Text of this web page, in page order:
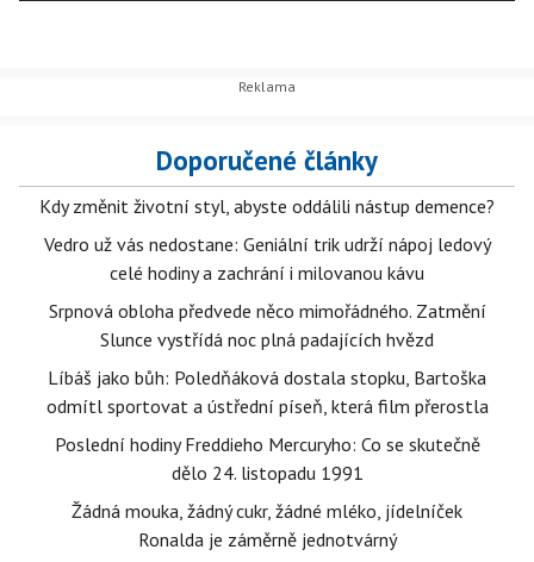
Doporučené články
Kdy změnit životní styl, abyste oddálili nástup demence?
Vedro už vás nedostane: Geniální trik udrží nápoj ledový
celé hodiny a zachrání i milovanou kávu
Srpnová obloha předvede něco mimořádného. Zatmění
Slunce vystřídá noc plná padajících hvězd
Líbáš jako bůh: Poledňáková dostala stopku, Bartoška
odmítl sportovat a ústřední píseň, která film přerostla
Poslední hodiny Freddieho Mercuryho: Co se skutečně
dělo 24. listopadu 1991
Žádná mouka, žádný cukr, žádné mléko, jídelníček
Ronalda je záměrně jednotvárný